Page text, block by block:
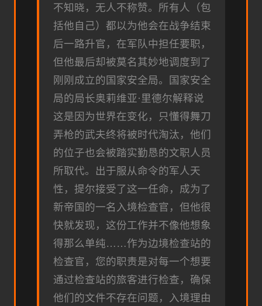
不知晓，无人不称赞。所有人（包
括他自己）都以为他会在战争结束
后一路升官，在军队中担任要职，
但他最后却被莫名其妙地调度到了
刚刚成立的国家安全局。国家安全
局的局长奥莉维亚·里德尔解释说
这是因为世界在变化，只懂得舞刀
弄枪的武夫终将被时代淘汰，他们
的位子也会被踏实勤恳的文职人员
所取代。出于服从命令的军人天
性，提尔接受了这一任命，成为了
新帝国的一名入境检查官，但他很
快就发现，这份工作并不像他想象
得那么单纯……作为边境检查站的
检查官，您的职责是对每一个想要
通过检查站的旅客进行检查，确保
他们的文件不存在问题，入境理由